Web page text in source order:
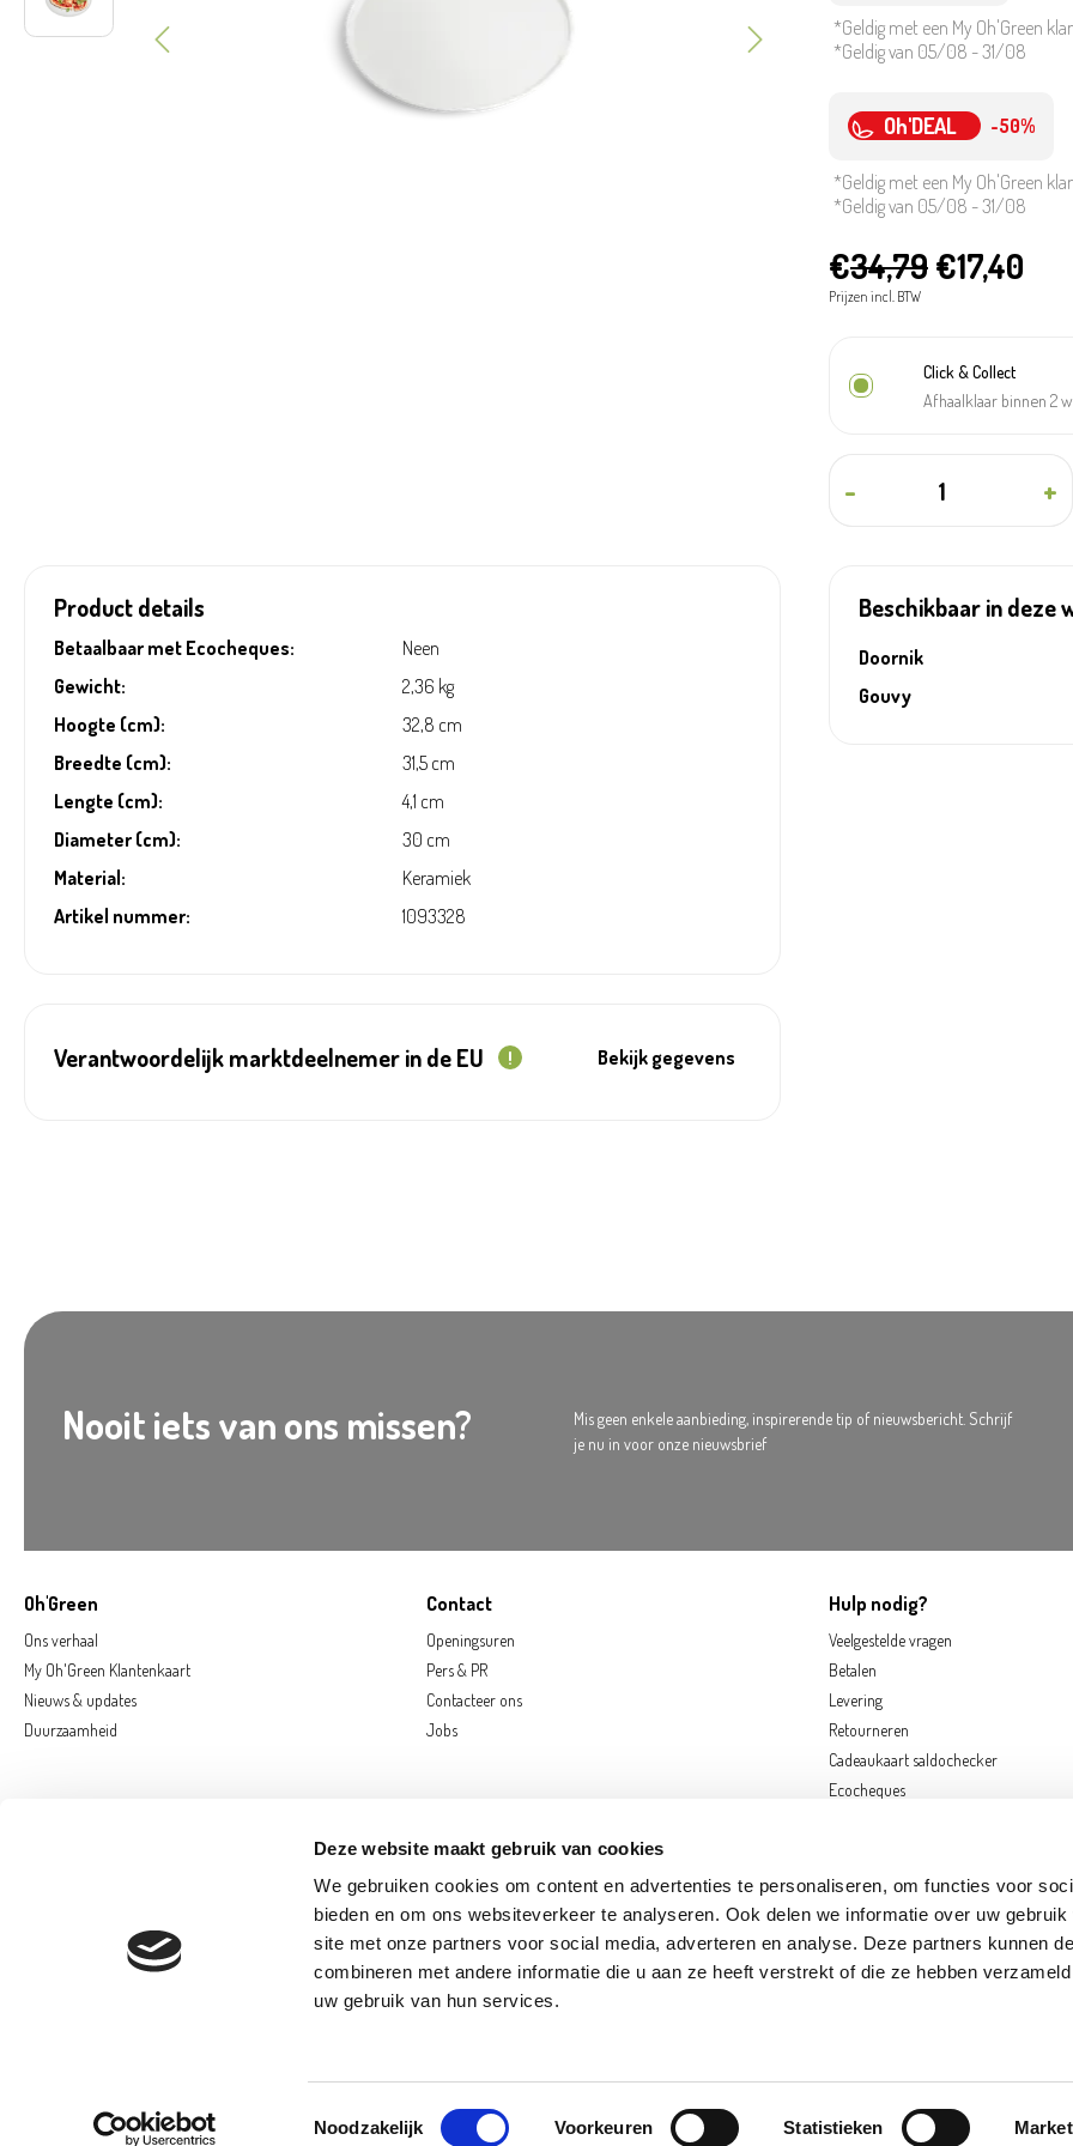
Deze website maakt gebruik van cookies
We gebruiken cookies om content en advertenties te personaliseren, om functies voor
bieden en om ons websiteverkeer te analyseren. Ook delen we informatie over uw gebruik
site met onze partners voor social media, adverteren en analyse. Deze partners kunnen
combineren met andere informatie die u aan ze heeft verstrekt of die ze hebben
uw gebruik van hun services.
Toestemmingsselectie
Noodzakelijk Voorkeuren Statistieken
*Geldig met een My Oh'Green
*Geldig van 05/08 - 31/08
Oh'DEAL -50%
*Geldig met een My Oh'Green
*Geldig van 05/08 - 31/08
€34,79€17,40
Prijzen incl. BTW
Click & Collect
Afhaalklaar binnen 2
+
-
Product details
Betaalbaar met Ecocheques:
Neen
Gewicht:
2,36 kg
Hoogte (cm):
32,8 cm
Breedte (cm):
31,5 cm
Lengte (cm):
4,1 cm
Diameter (cm):
30 cm
Material:
Keramiek
Artikel nummer:
1093328
Verantwoordelijk marktdeelnemer in de EU ! Bekijk gegevens
Beschikbaar in deze
Doornik
Gouvy
Nooit iets van ons missen?
Mis geen enkele aanbieding, inspirerende tip of nieuwsbericht. Schrijf
je nu in voor onze nieuwsbrief
Oh'Green
Ons verhaal
My Oh'Green Klantenkaart
Nieuws & updates
Duurzaamheid
Contact
Openingsuren
Pers & PR
Contacteer ons
Jobs
Hulp nodig?
Veelgestelde vragen
Betalen
Levering
Retourneren
Cadeaukaart saldochecker
Ecocheques
AARSCHOT DOORNIK